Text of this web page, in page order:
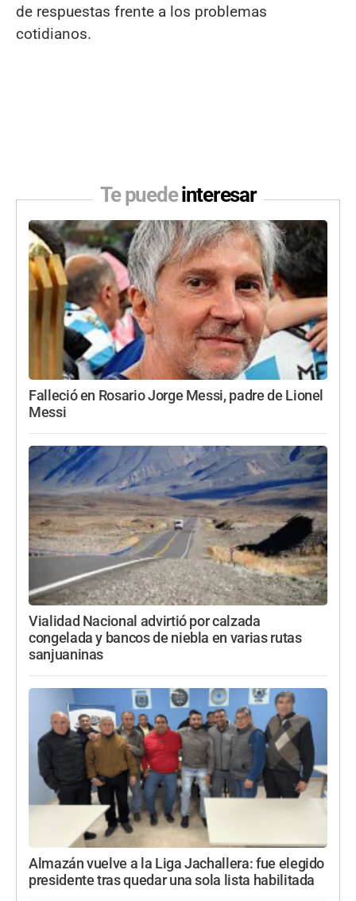
de respuestas frente a los problemas
cotidianos.
Te puedeinteresar
Falleció en Rosario Jorge Messi, padre de Lionel
Messi
Vialidad Nacional advirtió por calzada
congelada y bancos de niebla en varias rutas
sanjuaninas
Almazán vuelve a la Liga Jachallera: fue elegido
presidente tras quedar una sola lista habilitada